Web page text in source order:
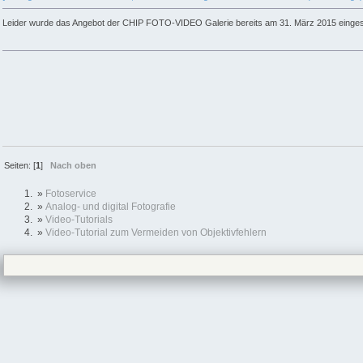
Leider wurde das Angebot der CHIP FOTO-VIDEO Galerie bereits am 31. März 2015
Seiten: [1]Nach oben
» Fotoservice
» Analog- und digital Fotografie
» Video-Tutorials
» Video-Tutorial zum Vermeiden von Objektivfehlern